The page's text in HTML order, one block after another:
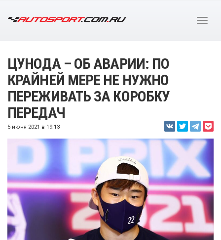
ЦУНОДА – ОБ АВАРИИ: ПО
КРАЙНЕЙ МЕРЕ НЕ НУЖНО
ПЕРЕЖИВАТЬ ЗА КОРОБКУ
ПЕРЕДАЧ
5 июня 2021 в 19:13